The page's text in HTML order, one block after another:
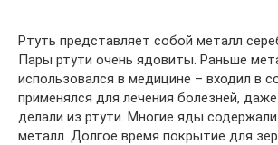
Ртуть представляет собой металл
Пары ртути очень ядовиты. Раньше
использовался в медицине – входил в
применялся для лечения болезней,
делали из ртути. Многие яды
металл. Долгое время покрытие для